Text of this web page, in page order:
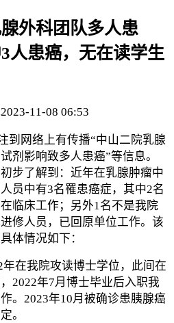
外科团队多人患
人患癌，无在读学生
2023-11-08 06:53
到网络上有传播“中山二院乳腺
剂影响致多人患癌”等信息。
步了解到：近年在乳腺肿瘤中
员中有3名罹患癌症，其中2名
临床工作；另外1名不是我院
修人员，已回原单位工作。该
体情况如下：
在我院攻读博士学位，此间在
2022年7月博士毕业后入职我
。2023年10月被确诊患胰腺癌
。